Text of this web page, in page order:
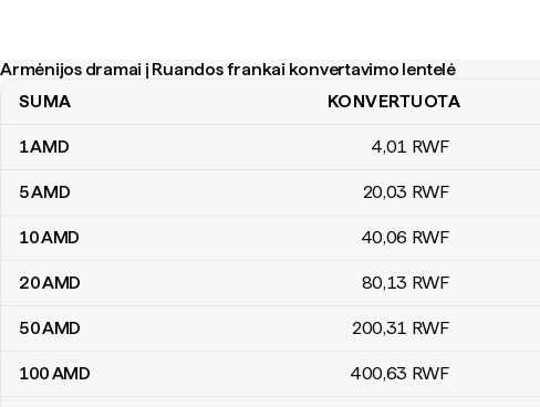
Armėnijos dramai į Ruandos frankai konvertavimo lentelė
Armėnijos dramai į Ruandos frankai konvertavimo lentelė
SUMA KONVERTUOTA
1AMD 4,01 RWF
5AMD 20,03 RWF
10AMD 40,06 RWF
20AMD 80,13 RWF
50AMD 200,31 RWF
100AMD 400,63 RWF